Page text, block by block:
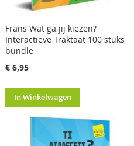
Frans Wat ga jij kiezen?
Interactieve Traktaat 100 stuks
bundle
€ 6,95
In Winkelwagen